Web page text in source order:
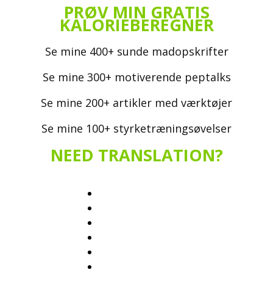
PRØV MIN GRATIS
KALORIEBEREGNER
Se mine 400+ sunde madopskrifter
Se mine 300+ motiverende peptalks
Se mine 200+ artikler med værktøjer
Se mine 100+ styrketræningsøvelser
NEED TRANSLATION?